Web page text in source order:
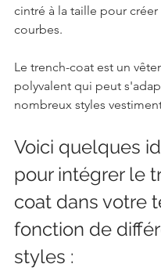
cintré à la taille pour
courbes.
Le trench-coat est un
polyvalent qui peut
nombreux styles
Voici quelques
pour intégrer le
coat dans votre
fonction de
styles :